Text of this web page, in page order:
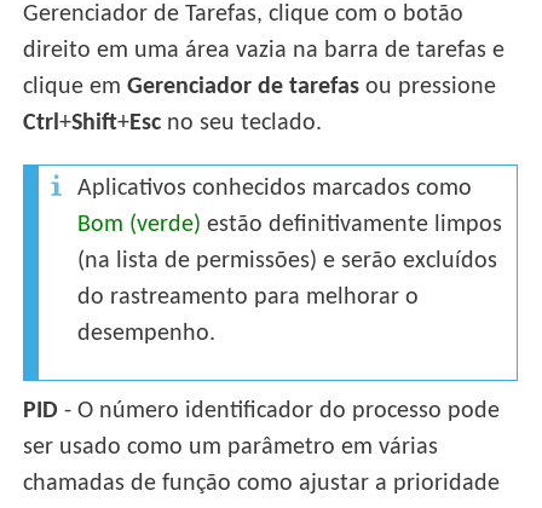
Gerenciador de Tarefas, clique com o botão
direito em uma área vazia na barra de tarefas e
clique emGerenciador de tarefas ou pressione
Ctrl+Shift+Esc no seu teclado.
Aplicativos conhecidos marcados como
Bom (verde) estão definitivamente limpos
(na lista de permissões) e serão excluídos
do rastreamento para melhorar o
desempenho.
PID- O número identificador do processo pode
ser usado como um parâmetro em várias
chamadas de função como ajustar a prioridade